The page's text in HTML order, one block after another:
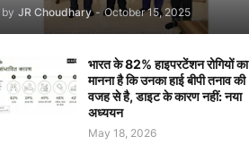
by JR Choudhary - October 15, 2025
भारत के 82% हाइपरटेंशन रोगियों का
मानना है कि उनका हाई बीपी तनाव की
वजह से है, डाइट के कारण नहीं: नया
अध्ययन
May 18, 2026